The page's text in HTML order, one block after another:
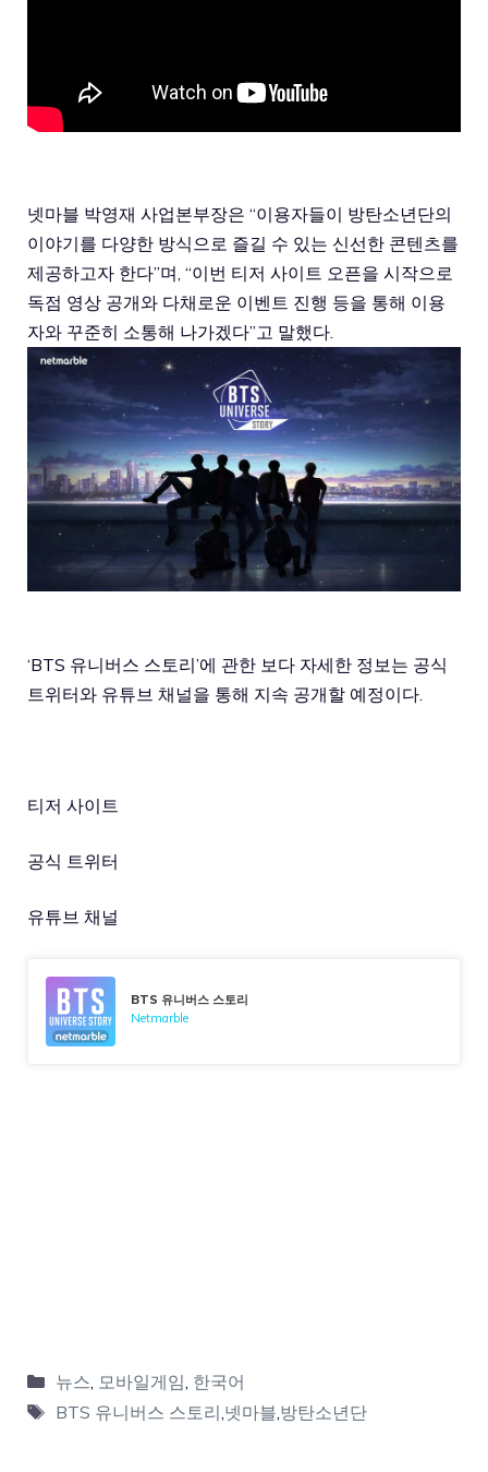
넷마블 박영재 사업본부장은 “이용자들이 방탄소년단의
이야기를 다양한 방식으로 즐길 수 있는 신선한 콘텐츠를
제공하고자 한다”며, “이번 티저 사이트 오픈을 시작으로
독점 영상 공개와 다채로운 이벤트 진행 등을 통해 이용
자와 꾸준히 소통해 나가겠다”고 말했다.
‘BTS 유니버스 스토리’에 관한 보다 자세한 정보는 공식
트위터와 유튜브 채널을 통해 지속 공개할 예정이다.
티저 사이트
공식 트위터
유튜브 채널
BTS 유니버스 스토리
Netmarble
뉴스, 모바일게임, 한국어
BTS 유니버스 스토리,넷마블,방탄소년단